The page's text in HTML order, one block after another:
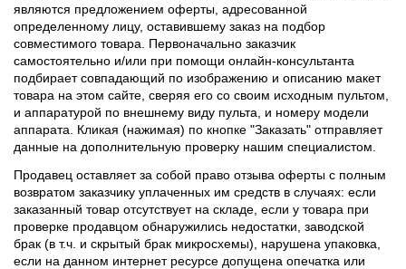
являются предложением оферты, адресованной
определенному лицу, оставившему заказ на подбор
совместимого товара. Первоначально заказчик
самостоятельно и/или при помощи онлайн-консультанта
подбирает совпадающий по изображению и описанию макет
товара на этом сайте, сверяя его со своим исходным пультом,
и аппаратурой по внешнему виду пульта, и номеру модели
аппарата. Кликая (нажимая) по кнопке "Заказать" отправляет
данные на дополнительную проверку нашим специалистом.
Продавец оставляет за собой право отзыва оферты с полным
возвратом заказчику уплаченных им средств в случаях: если
заказанный товар отсутствует на складе, если у товара при
проверке продавцом обнаружились недостатки, заводской
брак (в т.ч. и скрытый брак микросхемы), нарушена упаковка,
если на данном интернет ресурсе допущена опечатка или